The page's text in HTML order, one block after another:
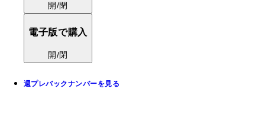
開/閉
電子版で購入
開/閉
週プレバックナンバーを見る